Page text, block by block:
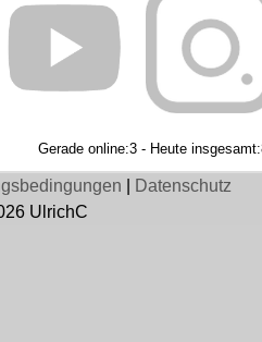
Gerade online:3 - Heute
Datenschutz
UlrichC